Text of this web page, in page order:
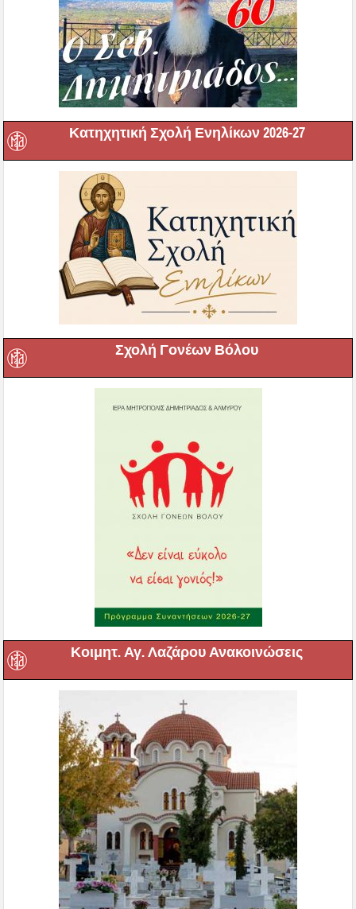
Κατηχητική Σχολή Ενηλίκων 2026-27
Σχολή Γονέων Βόλου
Κοιμητ. Αγ. Λαζάρου Ανακοινώσεις